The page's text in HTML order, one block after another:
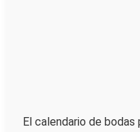
El calendario de